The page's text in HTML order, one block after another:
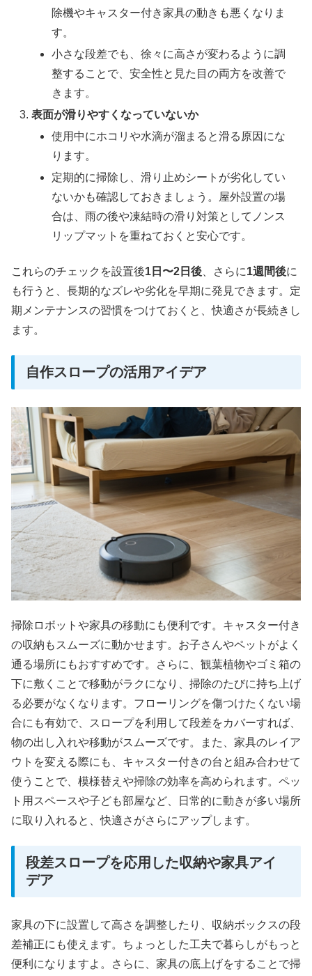
除機やキャスター付き家具の動きも悪くなりま
す。
小さな段差でも、徐々に高さが変わるように調
整することで、安全性と見た目の両方を改善で
きます。
表面が滑りやすくなっていないか
使用中にホコリや水滴が溜まると滑る原因にな
ります。
定期的に掃除し、滑り止めシートが劣化してい
ないかも確認しておきましょう。屋外設置の場
合は、雨の後や凍結時の滑り対策としてノンス
リップマットを重ねておくと安心です。
これらのチェックを設置後1日〜2日後 、さらに1週間後に
も行うと、長期的なズレや劣化を早期に発見できます。定
期メンテナンスの習慣をつけておくと、快適さが長続きし
ます。
自作スロープの活用アイデア
掃除ロボットや家具の移動にも便利です。キャスター付き
の収納もスムーズに動かせます。お子さんやペットがよく
通る場所にもおすすめです。さらに、観葉植物やゴミ箱の
下に敷くことで移動がラクになり、掃除のたびに持ち上げ
る必要がなくなります。フローリングを傷つけたくない場
合にも有効で、スロープを利用して段差をカバーすれば、
物の出し入れや移動がスムーズです。また、家具のレイア
ウトを変える際にも、キャスター付きの台と組み合わせて
使うことで、模様替えや掃除の効率を高められます。ペッ
ト用スペースや子ども部屋など、日常的に動きが多い場所
に取り入れると、快適さがさらにアップします。
段差スロープを応用した収納や家具アイ
デア
家具の下に設置して高さを調整したり、収納ボックスの段
差補正にも使えます。ちょっとした工夫で暮らしがもっと
便利になりますよ。さらに、家具の底上げをすることで掃